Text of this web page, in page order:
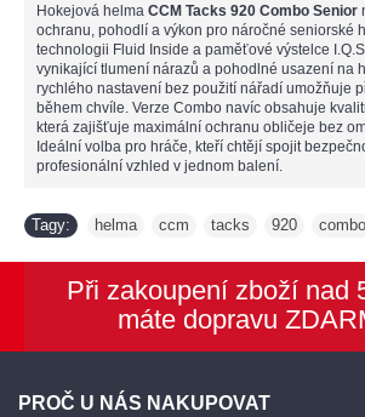
Hokejová helma CCM Tacks 920 Combo Senior
ochranu, pohodlí a výkon pro náročné seniorské
technologii Fluid Inside a paměťové výstelce
vynikající tlumení nárazů a pohodlné usazení na
rychlého nastavení bez použití nářadí umožňuje
během chvíle. Verze Combo navíc obsahuje
která zajišťuje maximální ochranu obličeje bez
Ideální volba pro hráče, kteří chtějí spojit
profesionální vzhled v jednom balení.
Tagy: helma ccm tacks 920 combo
Při zakoupení zboží nad
máte dopravu
PROČ U NÁS NAKUPOVAT